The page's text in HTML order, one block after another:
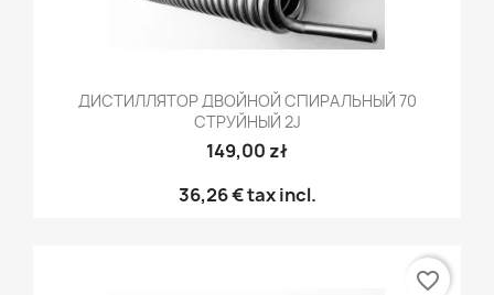
ДИСТИЛЛЯТОР ДВОЙНОЙ СПИРАЛЬНЫЙ 70
СТРУЙНЫЙ 2J
149,00 zł
36,26 €tax incl.
favorite_border